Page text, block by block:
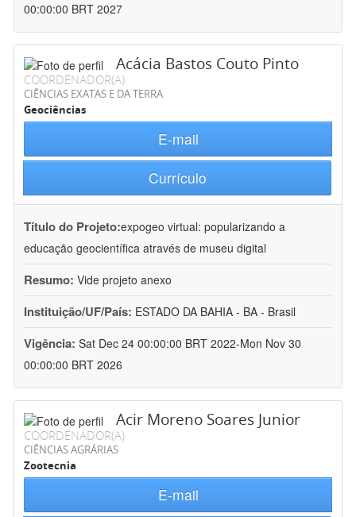
00:00:00 BRT 2027
Acácia Bastos Couto Pinto
COORDENADOR(A)
CIÊNCIAS EXATAS E DA TERRA
Geociências
E-mail
Currículo
Título do Projeto:expogeo virtual: popularizando a
educação geocientífica através de museu digital
Resumo: Vide projeto anexo
Instituição/UF/País: ESTADO DA BAHIA - BA - Brasil
Vigência: Sat Dec 24 00:00:00 BRT 2022-Mon Nov 30
00:00:00 BRT 2026
Acir Moreno Soares Junior
COORDENADOR(A)
CIÊNCIAS AGRÁRIAS
Zootecnia
E-mail